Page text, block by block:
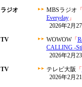
ラジオ
MBSラジオ
Everyday」
2026年2月
TV
WOWOW「
CALLING -
2026年2月
TV
テレビ大阪 「
2026年2月